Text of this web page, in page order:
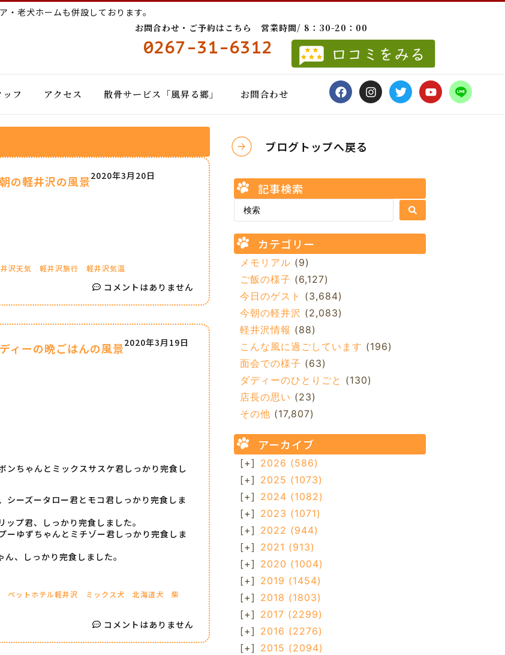
・老犬ホームも併設しております。
お問合わせ・ご予約はこちら 営業時間/ 8：30-20：00
0267-31-6312
フ アクセス 散骨サービス「風昇る郷」 お問合わせ
の軽井沢の風景2020年3月20日
沢天気 軽井沢旅行 軽井沢気温
コメントはありません
ーの晩ごはんの風景2020年3月19日
ンちゃんとミックスサスケ君しっかり完食し
シーズータロー君とモコ君しっかり完食しま
プ君、しっかり完食しました。
ーゆずちゃんとミチゾー君しっかり完食しま
、しっかり完食しました。
ペットホテル軽井沢 ミックス犬 北海道犬
柴
コメントはありません
ブログトップへ戻る
記事検索
カテゴリー
メモリアル (9)
ご飯の様子 (6,127)
今日のゲスト (3,684)
今朝の軽井沢 (2,083)
軽井沢情報 (88)
こんな風に過ごしています (196)
面会での様子 (63)
ダディーのひとりごと (130)
店長の思い (23)
その他 (17,807)
アーカイブ
[+] 2026 (586)
[+] 2025 (1073)
[+] 2024 (1082)
[+] 2023 (1071)
[+] 2022 (944)
[+] 2021 (913)
[+] 2020 (1004)
[+] 2019 (1454)
[+] 2018 (1803)
[+] 2017 (2299)
[+] 2016 (2276)
[+] 2015 (2094)